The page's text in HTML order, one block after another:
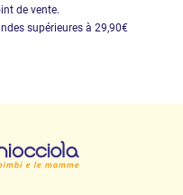
de vente.
supérieures à 29,90€